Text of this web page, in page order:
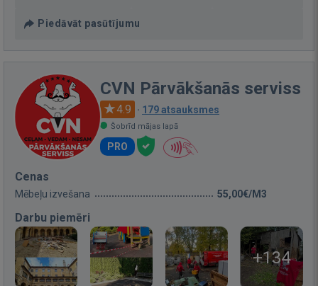
Piedāvāt pasūtījumu
CVN Pārvākšanās serviss
4.9 · 179 atsauksmes
Šobrīd mājas lapā
PRO
Cenas
Mēbeļu izvešana 55,00€/M3
Darbu piemēri
+134